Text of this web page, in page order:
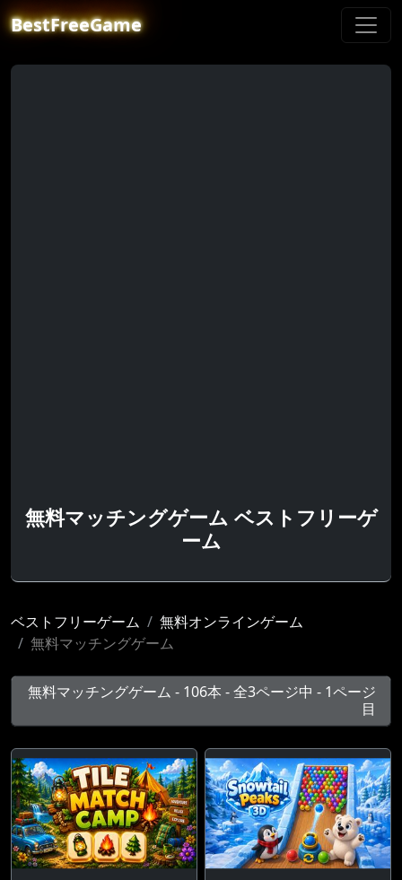
BestFreeGame
無料マッチングゲーム ベストフリーゲ
ーム
ベストフリーゲーム
無料オンラインゲーム
無料マッチングゲーム
無料マッチングゲーム - 106本 - 全3ページ中 - 1ページ
目